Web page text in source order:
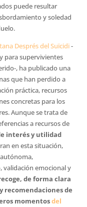
puede resultar
y soledad
Després del Suïcidi-
para supervivientes
, ha publicado una
que han perdido a
práctica, recursos
concretas para los
Aunque se trata de
a recursos de
interés y utilidad
en esta situación,
validación emocional y
de forma clara
recomendaciones de
momentosdel